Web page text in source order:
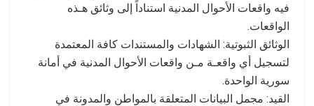
فيه واقعات الأحوال المدنية استناداً إلى وثائق هـذه
الواقعات.
الوثائق الثبوتية: الشهادات والمستندات كافة المعتمدة
لتسجيل أي واقعـة مـن واقعات الأحوال المدنية في أمانة
سورية الواحدة.
القيد: مجمل البيانات المتعلقة بالمواطن والمدونة في